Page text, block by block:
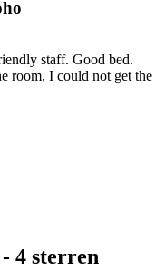
staff. Good bed.
room, I could not get the
4 sterren